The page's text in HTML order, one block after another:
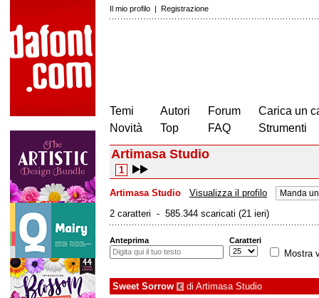
Il mio profilo | Registrazione
Temi
Novità
Autori
Top
Forum
FAQ
Carica un
Strumenti
Artimasa Studio
1
Artimasa Studio Visualizza il profilo Manda
2 caratteri - 585.344 scaricati (21 ieri)
Anteprima Caratteri
Mostra
Sweet Sorrow € di Artimasa Studio